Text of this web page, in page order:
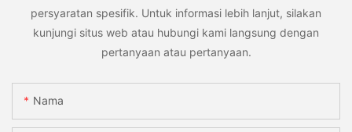
persyaratan spesifik. Untuk informasi lebih lanjut, silakan
kunjungi situs web atau hubungi kami langsung dengan
pertanyaan atau pertanyaan.
Nama